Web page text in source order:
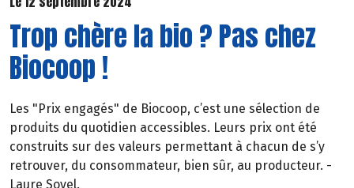
Trop chère la bio ? Pas chez
Biocoop !
Les "Prix engagés" de Biocoop, c’est une sélection de
produits du quotidien accessibles. Leurs prix ont été
construits sur des valeurs permettant à chacun de s’y
retrouver, du consommateur, bien sûr, au producteur. -
Laure Sovel.